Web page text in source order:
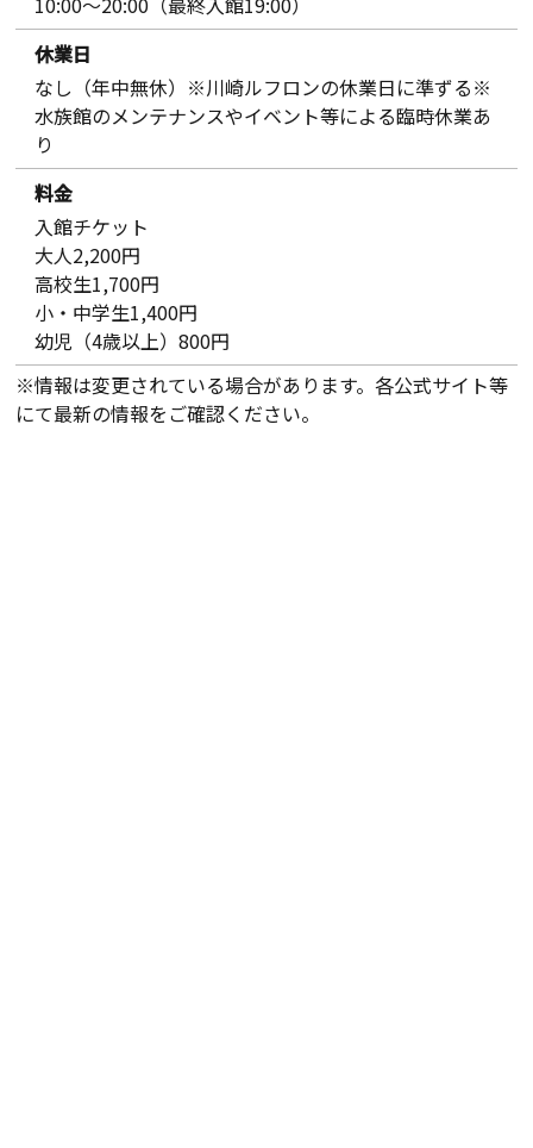
休業日
なし（年中無休）※川崎ルフロンの休業日に準ずる※
水族館のメンテナンスやイベント等による臨時休業あ
り
料金
入館チケット
大人2,200円
高校生1,700円
小・中学生1,400円
幼児（4歳以上）800円
※情報は変更されている場合があります。各公式サイト等
にて最新の情報をご確認ください。